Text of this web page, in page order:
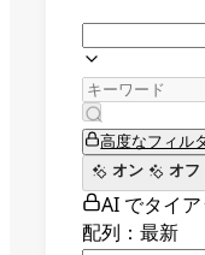
高度なフィル
オン
オフ
AI でタイ
配列：最新